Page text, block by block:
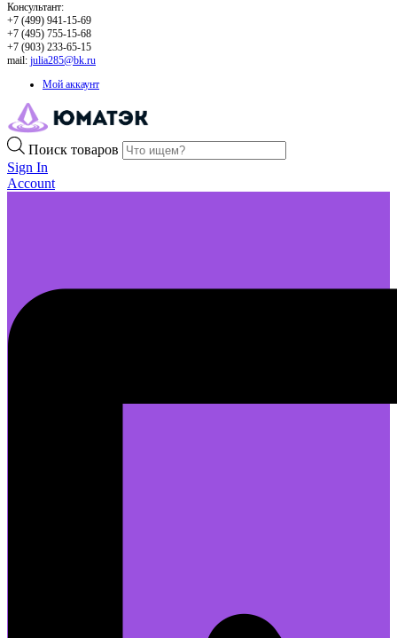
Консультант:
+7 (499) 941-15-69
+7 (495) 755-15-68
+7 (903) 233-65-15
mail: julia285@bk.ru
Мой аккаунт
Поиск товаров
Sign In
Account